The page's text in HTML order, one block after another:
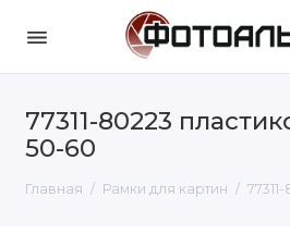
77311-80223
50-60
Главная Рамки для картин